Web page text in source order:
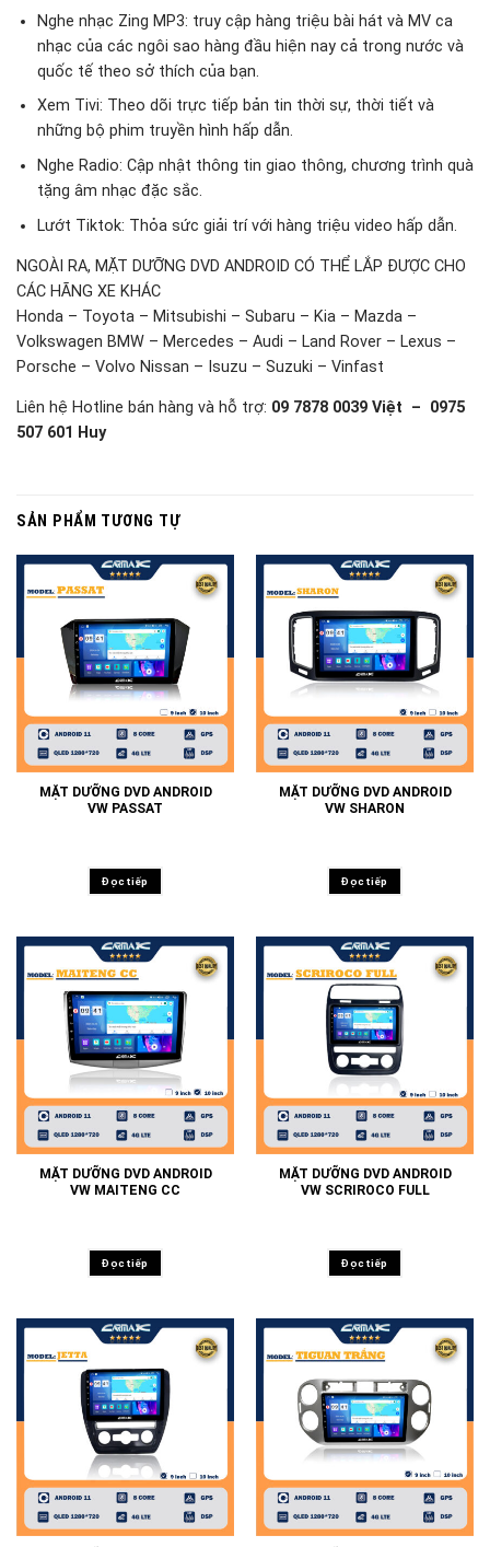
Nghe nhạc Zing MP3: truy cập hàng triệu bài hát và MV ca
nhạc của các ngôi sao hàng đầu hiện nay cả trong nước và
quốc tế theo sở thích của bạn.
Xem Tivi: Theo dõi trực tiếp bản tin thời sự, thời tiết và
những bộ phim truyền hình hấp dẫn.
Nghe Radio: Cập nhật thông tin giao thông, chương trình quà
tặng âm nhạc đặc sắc.
Lướt Tiktok: Thỏa sức giải trí với hàng triệu video hấp dẫn.
NGOÀI RA, MẶT DƯỠNG DVD ANDROID CÓ THỂ LẮP ĐƯỢC CHO
CÁC HÃNG XE KHÁC
Honda – Toyota – Mitsubishi – Subaru – Kia – Mazda –
Volkswagen BMW – Mercedes – Audi – Land Rover – Lexus –
Porsche – Volvo Nissan – Isuzu – Suzuki – Vinfast
Liên hệ Hotline bán hàng và hỗ trợ: 09 7878 0039 Việt – 0975
507 601 Huy
SẢN PHẨM TƯƠNG TỰ
MẶT DƯỠNG DVD ANDROID
VW PASSAT
Đọc tiếp
MẶT DƯỠNG DVD ANDROID
VW SHARON
Đọc tiếp
MẶT DƯỠNG DVD ANDROID
VW MAITENG CC
Đọc tiếp
MẶT DƯỠNG DVD ANDROID
VW SCRIROCO FULL
Đọc tiếp